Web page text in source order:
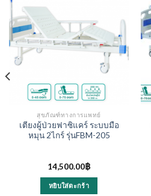
สุขภัณฑ์ทางการแพทย์
เตียงผู้ป่วยฟาซิแคร์ ระบบมือ
หมุน 2ไกร์ รุ่นFBM-205
14,500.00฿
หยิบใส่ตะกร้า